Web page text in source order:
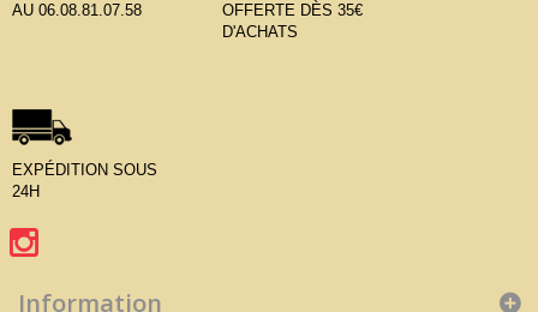
AU 06.08.81.07.58
OFFERTE DÈS 35€
D'ACHATS
EXPÉDITION SOUS
24H
Information